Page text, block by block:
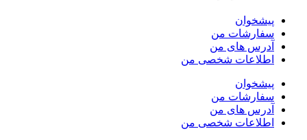
پیشخوان
سفارشات من
آدرس های من
اطلاعات شخصی من
پیشخوان
سفارشات من
آدرس های من
اطلاعات شخصی من